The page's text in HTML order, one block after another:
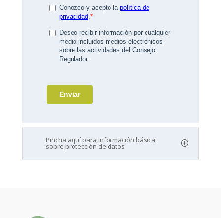
Pincha aquí para información básica
sobre protección de datos